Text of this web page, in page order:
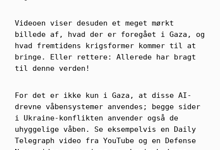
Videoen viser desuden et meget mørkt
billede af, hvad der er foregået i Gaza, og
hvad fremtidens krigsformer kommer til at
bringe. Eller rettere: Allerede har bragt
til denne verden!
For det er ikke kun i Gaza, at disse AI-
drevne våbensystemer anvendes; begge sider
i Ukraine-konflikten anvender også de
uhyggelige våben. Se eksempelvis en Daily
Telegraph video fra YouTube og en Defense